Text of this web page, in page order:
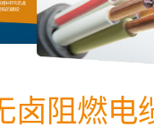
卤阻燃电